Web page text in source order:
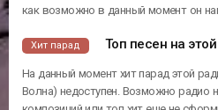
как возможно в данный момент он
Хит парад Топ песен на
На данный момент хит парад этой
Волна) недоступен. Возможно радио